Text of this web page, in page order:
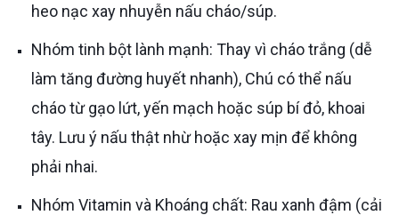
heo nạc xay nhuyễn nấu cháo/súp.
Nhóm tinh bột lành mạnh: Thay vì cháo trắng (dễ
làm tăng đường huyết nhanh), Chú có thể nấu
cháo từ gạo lứt, yến mạch hoặc súp bí đỏ, khoai
tây. Lưu ý nấu thật nhừ hoặc xay mịn để không
phải nhai.
Nhóm Vitamin và Khoáng chất: Rau xanh đậm (cải